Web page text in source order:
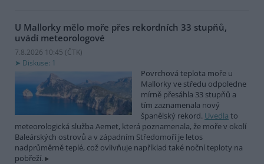
U Mallorky mělo moře přes rekordních 33 stupňů,
uvádí meteorologové
7.8.2026 10:45 (ČTK)
Diskuse: 1
Povrchová teplota moře u
Mallorky ve středu odpoledne
mírně přesáhla 33 stupňů a
tím zaznamenala nový
španělský rekord. Uvedla to
meteorologická služba Aemet, která poznamenala, že moře v okolí
Baleárských ostrovů a v západním Středomoří je letos
nadprůměrně teplé, což ovlivňuje například také noční teploty na
pobřeží.